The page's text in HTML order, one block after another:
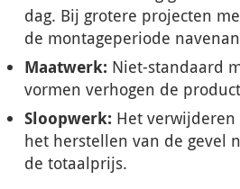
dag. Bij grotere projecten
de montageperiode
Maatwerk: Niet-standaard
vormen verhogen de
Sloopwerk: Het
het herstellen van de gevel
de totaalprijs.